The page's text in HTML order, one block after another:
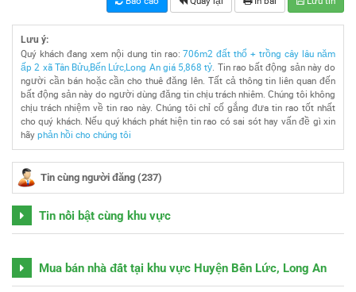
Lưu ý:
Quý khách đang xem nội dung tin rao:706m2 đất thổ + trồng cây lâu năm
ấp 2 xã Tân Bửu,Bến Lức,Long An giá 5,868 tỷ . Tin rao bất động sản này do
người cần bán hoặc cần cho thuê đăng lên. Tất cả thông tin liên quan đến
bất động sản này do người dùng đăng tin chịu trách nhiêm. Chúng tôi không
chịu trách nhiệm về tin rao này. Chúng tôi chỉ cố gắng đưa tin rao tốt nhất
cho quý khách. Nếu quý khách phát hiện tin rao có sai sót hay vấn đề gì xin
hãy phản hồi cho chúng tôi
Tin cùng người đăng (237)
Tin nổi bật cùng khu vực
Mua bán nhà đất tại khu vực Huyện Bến Lức, Long An